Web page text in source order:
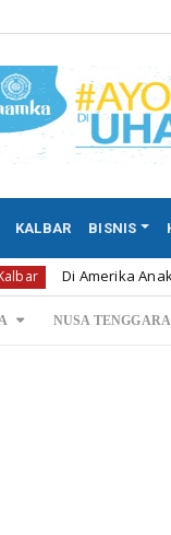
KALBAR BISNIS
Amerika Anak Perwira
NUSA TENGGARA